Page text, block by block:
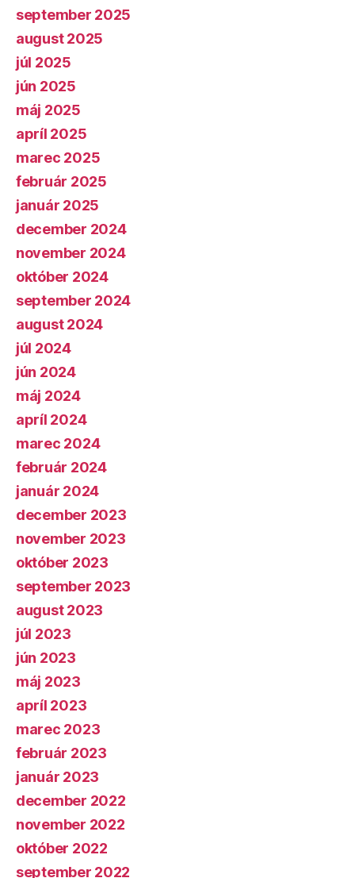
september 2025
august 2025
júl 2025
jún 2025
máj 2025
apríl 2025
marec 2025
február 2025
január 2025
december 2024
november 2024
október 2024
september 2024
august 2024
júl 2024
jún 2024
máj 2024
apríl 2024
marec 2024
február 2024
január 2024
december 2023
november 2023
október 2023
september 2023
august 2023
júl 2023
jún 2023
máj 2023
apríl 2023
marec 2023
február 2023
január 2023
december 2022
november 2022
október 2022
september 2022